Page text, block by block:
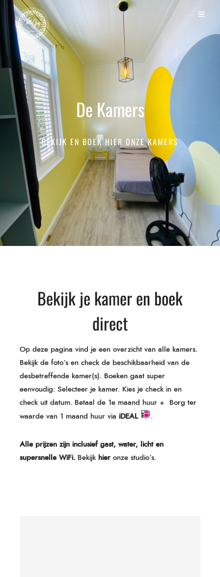
De Kamers
BEKIJK EN BOEK HIER ONZE KAMERS
Bekijk je kamer en boek
direct
Op deze pagina vind je een overzicht van alle kamers.
Bekijk de foto’s en check de beschikbaarheid van de
desbetreffende kamer(s). Boeken gaat super
eenvoudig: Selecteer je kamer. Kies je check in en
check uit datum. Betaal de 1e maand huur + Borg ter
waarde van 1 maand huur via iDEAL .
Alle prijzen zijn inclusief gast, water, licht en
supersnelle WiFi. Bekijk hier onze studio’s.